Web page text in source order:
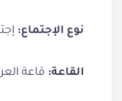
نوع الإجتماع:
القاعة: قاعة